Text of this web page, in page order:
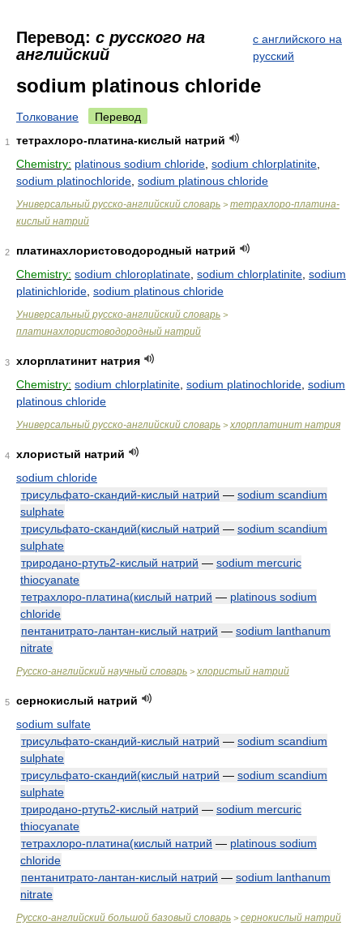
Перевод: с русского на
английский
с английского на
русский
sodium platinous chloride
Толкование Перевод
1
тетрахлоро-платина-кислый натрий
Chemistry: platinous sodium chloride sodium chlorplatinite
sodium platinochloride sodium platinous chloride
Универсальный русско-английский словарь > тетрахлоро-платина-
кислый натрий
2
платинахлористоводородный натрий
Chemistry: sodium chloroplatinate sodium chlorplatinite sodium
platinichloride sodium platinous chloride
Универсальный русско-английский словарь >
платинахлористоводородный натрий
3
хлорплатинит натрия
Chemistry: sodium chlorplatinite sodium platinochloride sodium
platinous chloride
Универсальный русско-английский словарь > хлорплатинит натрия
4
хлористый натрий
sodium chloride
трисульфато-скандий-кислый натрий — sodium scandium
sulphate
трисульфато-скандий(кислый натрий — sodium scandium
sulphate
триродано-ртуть2-кислый натрий — sodium mercuric
thiocyanate
тетрахлоро-платина(кислый натрий — platinous sodium
chloride
пентанитрато-лантан-кислый натрий — sodium lanthanum
nitrate
Русско-английский научный словарь > хлористый натрий
5
сернокислый натрий
sodium sulfate
трисульфато-скандий-кислый натрий — sodium scandium
sulphate
трисульфато-скандий(кислый натрий — sodium scandium
sulphate
триродано-ртуть2-кислый натрий — sodium mercuric
thiocyanate
тетрахлоро-платина(кислый натрий — platinous sodium
chloride
пентанитрато-лантан-кислый натрий — sodium lanthanum
nitrate
Русско-английский большой базовый словарь > сернокислый натрий